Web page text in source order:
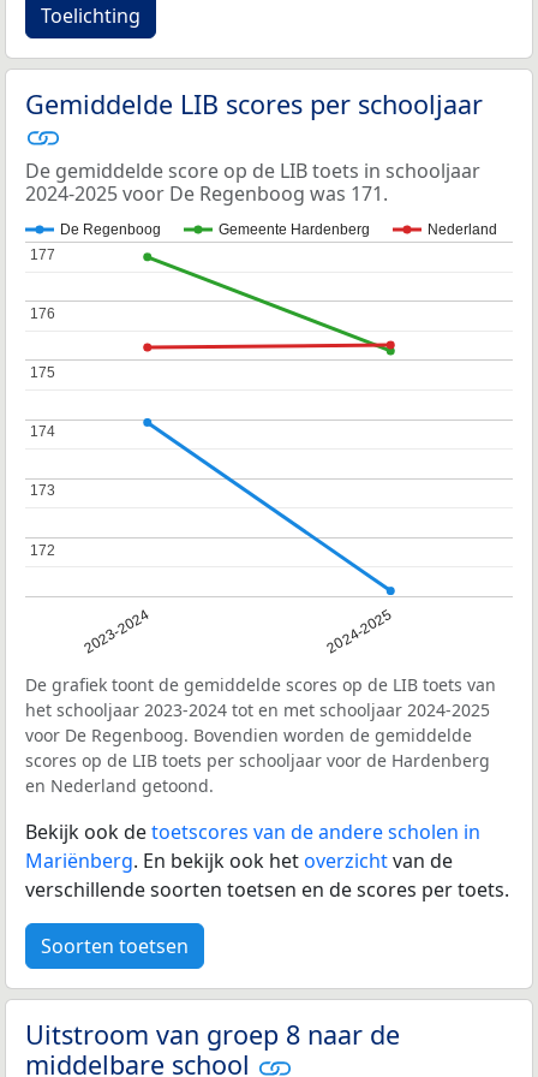
Toelichting
Gemiddelde LIB scores per schooljaar
De gemiddelde score op de LIB toets in schooljaar
2024-2025 voor De Regenboog was 171.
De Regenboog Gemeente Hardenberg Nederland
2023-2024 2024-2025
172
172
173
173
174
174
175
175
176
176
177
177
De grafiek toont de gemiddelde scores op de LIB toets van
het schooljaar 2023-2024 tot en met schooljaar 2024-2025
voor De Regenboog. Bovendien worden de gemiddelde
scores op de LIB toets per schooljaar voor de Hardenberg
en Nederland getoond.
Bekijk ook detoetscores van de andere scholen in
Mariënberg. En bekijk ook hetoverzichtvan de
verschillende soorten toetsen en de scores per toets.
Soorten toetsen
Uitstroom van groep 8 naar de
middelbare school